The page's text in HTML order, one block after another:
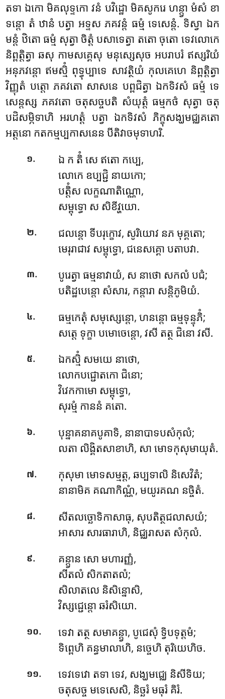
តទា ឯកោ មិគលុទ្ទកោ វនំ បវិដ្ឋោ មិគសូករេ ហន្ត្វា មំសំ ខា
ទន្តោ តំ ឋានំ បត្វា អទ្ទស ភគវន្តំ ធម្មំ ទេសេន្តំ. ទិស្វា ឯក
មន្តំ ឋិតោ ធម្មំ សុត្វា ចិត្តំ បសាទេត្វា តតោ ចុតោ ទេវលោកេ
និព្ពត្តិត្វា ឆសុ កាមសគ្គេសុ មនុស្សេសុច អបរាបរំ ឥស្សរិយំ
អនុភវន្តោ ឥមស្មិំ ពុទ្ធុប្បាទេ សាវត្ថិយំ កុលគេហេ និព្ពត្តិត្វា
វិញ្ញុតំ បត្តោ ភគវតោ សាសនេ បព្ពជិត្វា ឯកទិវសំ ធម្មំ ទេ
សេន្តស្ស ភគវតោ ចតុសច្ចបតិ សំយុត្តំ ធម្មកថំ សុត្វា ចតុ
បដិសម្ភិទាហិ អរហត្តំ បត្វា ឯកទិវសំ ភិក្ខុសង្ឃមជ្ឈគតោ
អត្តនោ កតកម្មប្បកាសនេន បីតិវាចមុទាហរិ.
១.
ឯ ក តិំ សេ ឥតោ កប្បេ,
លោកេ ឧប្បជ្ជិ នាយកោ;
បត្តិំស លក្ខណាតិណ្ណោ,
សម្ពុទ្ធោ ស សិខីវ្ហយោ.
២.
ជលន្តោ ទីបរុក្ខោវ, សូរិយោវ នភ មុគ្គតោ;
មេរុរាជាវ សម្ពុទ្ធោ, ជនេសគ្គោ បតាបវា.
៣.
បូរេត្វា ធម្មនាវាយំ, ស នាថោ សកលំ បជំ;
បតិដ្ឋបេន្តោ សំសារ, កន្តារា សន្តិភូមិយំ.
៤. ធម្មកេតុំ សមុស្សេន្តោ, ហនន្តោ ធម្មទុន្ទុភិំ;
សត្តេ ទុក្ខា បមោចេន្តោ, វសី តត្ថ ជិនោ វសី.
៥.
ឯកស្មិំ សមយេ នាថោ,
លោកបជ្ជោតកោ ជិនោ;
វិវេកកាមោ សម្ពុទ្ធោ,
សុរម្មំ កាននំ គតោ.
៦.
បុន្នាគនាគបូគាទិ, នានាបាទបសំកុលំ;
លតា លិង្គិតសាខាហិ, សា មោទកុសុមាយុតំ.
៧.
កុសុមា មោទសម្មត្ត, ឆប្បទាលិ និសេវិតំ;
នានាមិគ គណាកិណ្ណំ, មយូរគណ នច្ចិតំ.
៨.
សីតលច្ឆោទិកាសាធុ, សុបតិត្ថជលាសយំ;
អាសារ សារធារាហិ, និជ្ឈរាសត សំកុលំ.
៩.
គន្ត្វាន សោ មហារញ្ញំ,
សីតលំ សិកតាតលំ;
សិលាតលេ និសិន្នោសិ,
វិស្សជ្ជេន្តោ ឆរំសិយោ.
១០.
ទេវា តត្ថ សមាគន្ត្វា, បូជេសុំ ទ្វិបទុត្តមំ;
ទិព្ពេហិ គន្ធមាលាហិ, នច្ចេហិ តុរិយេហិច.
១១.
ទេវទេវោ តទា ទេវ, សង្ឃមជ្ឈេ និសីទិយ;
ចតុសច្ច មទេសេសិ, និច្ឆរំ មធុរំ គិរំ.